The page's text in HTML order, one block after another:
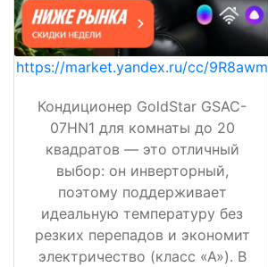
https://market.yandex.ru/cc/9R8awm
Кондиционер GoldStar GSAC-
07HN1 для комнаты до 20
квадратов — это отличный
выбор: он инверторный,
поэтому поддерживает
идеальную температуру без
резких перепадов и экономит
электричество (класс «А»). В